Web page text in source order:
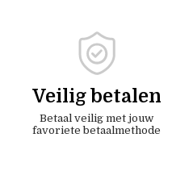
Veilig betalen
Betaal veilig met jouw
favoriete betaalmethode